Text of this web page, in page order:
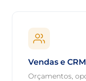
Vendas e CRM
Orçamentos,